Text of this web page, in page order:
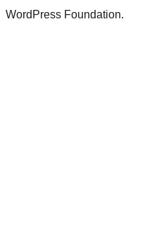
WordPress Foundation.